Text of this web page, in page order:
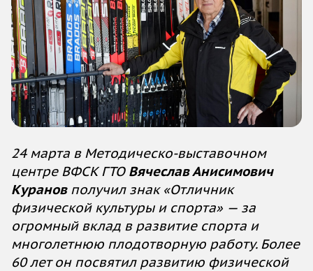
24 марта в Методическо-выставочном
центре ВФСК ГТО Вячеслав Анисимович
Курановполучил знак «Отличник
физической культуры и спорта» — за
огромный вклад в развитие спорта и
многолетнюю плодотворную работу. Более
60 лет он посвятил развитию физической